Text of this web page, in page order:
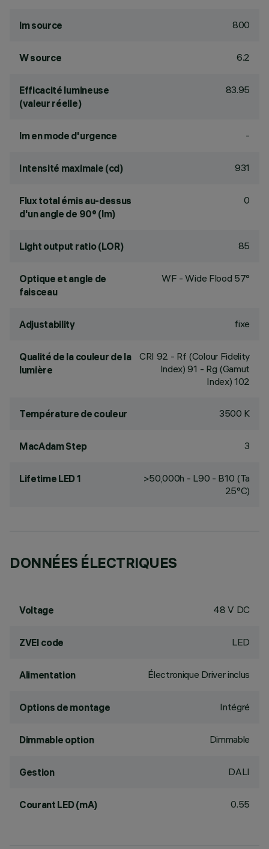
lm source 800
W source 6.2
Efficacité lumineuse
(valeur réelle)
83.95
lm en mode d'urgence -
Intensité maximale (cd) 931
Flux total émis au-dessus
d'un angle de 90° (lm)
0
Light output ratio (LOR) 85
Optique et angle de
faisceau
WF - Wide Flood 57°
Adjustability fixe
Qualité de la couleur de la
lumière
CRI 92 - Rf (Colour Fidelity
Index) 91 - Rg (Gamut
Index) 102
Température de couleur 3500 K
MacAdam Step 3
Lifetime LED 1
>50,000h - L90 - B10 (Ta
25°C)
DONNÉES ÉLECTRIQUES
Voltage 48 V DC
ZVEI code LED
Alimentation Électronique Driver inclus
Options de montage Intégré
Dimmable option Dimmable
Gestion DALI
Courant LED (mA) 0.55